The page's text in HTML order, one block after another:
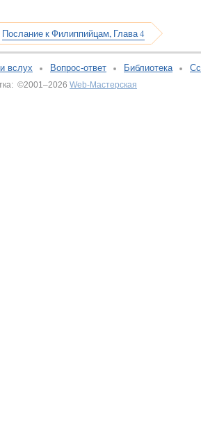
Послание к Филиппийцам, Глава 4
вслух Вопрос-ответ Библиотека
©2001–2026 Web-Мастерская